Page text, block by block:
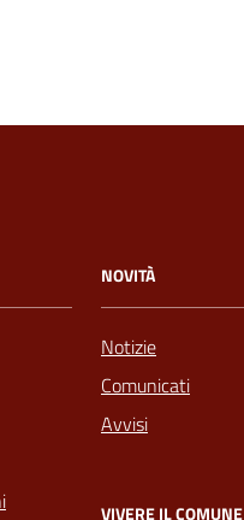
NOVITÀ
Notizie
Comunicati
Avvisi
VIVERE IL COMUNE